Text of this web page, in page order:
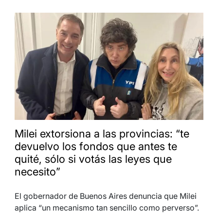
Milei extorsiona a las provincias: “te
devuelvo los fondos que antes te
quité, sólo si votás las leyes que
necesito”
El gobernador de Buenos Aires denuncia que Milei
aplica “un mecanismo tan sencillo como perverso”.